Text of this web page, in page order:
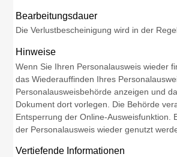
Bearbeitungsdauer
Die Verlustbescheinigung wird in der
Hinweise
Wenn Sie Ihren Personalausweis wieder
das Wiederauffinden Ihres
Personalausweisbehörde anzeigen und
Dokument dort vorlegen.
Die Behörde
Entsperrung der Online-Ausweisfunktion.
der Personalausweis wieder genutzt
Vertiefende Informationen